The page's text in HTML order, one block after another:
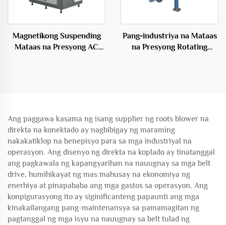
Magnetikong Suspending
Mataas na Presyong AC
Pang-industriya na Mataas
na Presyong Rotating
Ang paggawa kasama ng isang supplier ng roots blower na
direkta na konektado ay nagbibigay ng maraming
nakakatiklop na benepisyo para sa mga industriyal na
operasyon. Ang disenyo ng direkta na koplado ay tinatanggal
ang pagkawala ng kapangyarihan na nauugnay sa mga belt
drive, humihikayat ng mas mahusay na ekonomiya ng
enerhiya at pinapababa ang mga gastos sa operasyon. Ang
konpigurasyong ito ay siginificanteng papaunti ang mga
kinakailangang pang-maintenansya sa pamamagitan ng
pagtanggal ng mga isyu na nauugnay sa belt tulad ng